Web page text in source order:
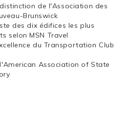
de l'Association des
Brunswick
des dix édifices les plus
selon MSN Travel
du Transportation Club
Association of State